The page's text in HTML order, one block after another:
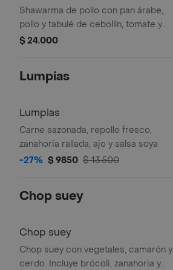
Shawarma de pollo con pan árabe,
pollo y tabulé de cebollín, tomate y
perejil.
$ 24.000
Lumpias
Lumpias
Carne sazonada, repollo fresco,
zanahoria rallada, ajo y salsa soya
-27% $ 9850 $ 13.500
Chop suey
Chop suey
Chop suey con vegetales, camarón y
cerdo. Incluye brócoli, zanahoria y